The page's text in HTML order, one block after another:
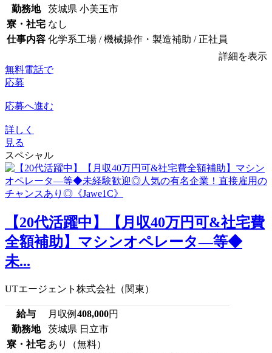
勤務地
茨城県 小美玉市
寮・社宅 なし
仕事内容 化学系工場 / 機械操作・製造補助 / 正社員
詳細を表示
無料電話で
応募
応募へ進む
詳しく
見る
スペシャル
【20代活躍中】【月収40万円可&社宅費
全額補助】マシンオペレータ―等◆
未...
UTエージェント株式会社（関東）
給与 月収例 408,000円
勤務地
茨城県 日立市
寮・社宅 あり（無料）